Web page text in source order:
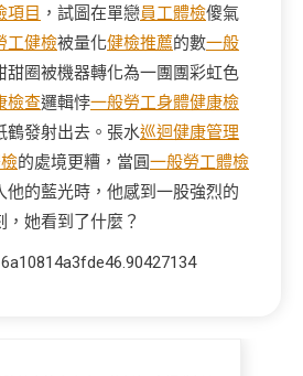
項目 ，試圖在單戀員工體檢傻氣
工健檢被量化健檢推薦的數一般
甜圈被機器轉化為一團團彩虹色
檢查邏輯悖一般勞工身體健康檢
鶴發射出去。張水巡迴健康管理
的處境更糟，當圓一般勞工體檢
他的藍光時，他感到一股強烈的
，她看到了什麼？